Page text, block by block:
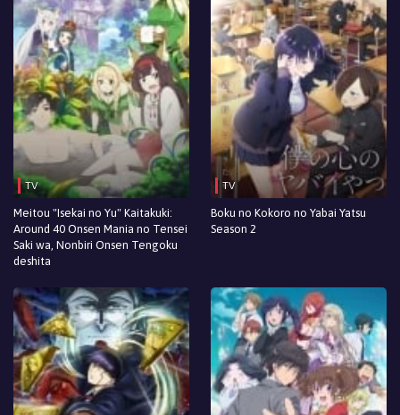
TV
Meitou "Isekai no Yu" Kaitakuki:
Around 40 Onsen Mania no Tensei
Saki wa, Nonbiri Onsen Tengoku
deshita
TV
Boku no Kokoro no Yabai Yatsu
Season 2